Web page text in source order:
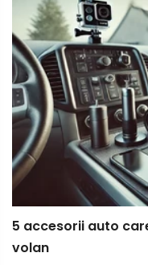
5 accesorii auto
volan